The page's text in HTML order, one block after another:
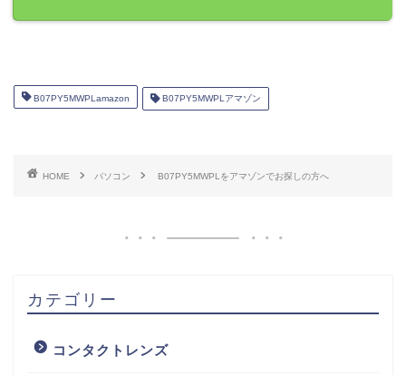
B07PY5MWPLamazon B07PY5MWPLアマゾン
HOME パソコン B07PY5MWPLをアマゾンでお探しの方へ
カテゴリー
コンタクトレンズ